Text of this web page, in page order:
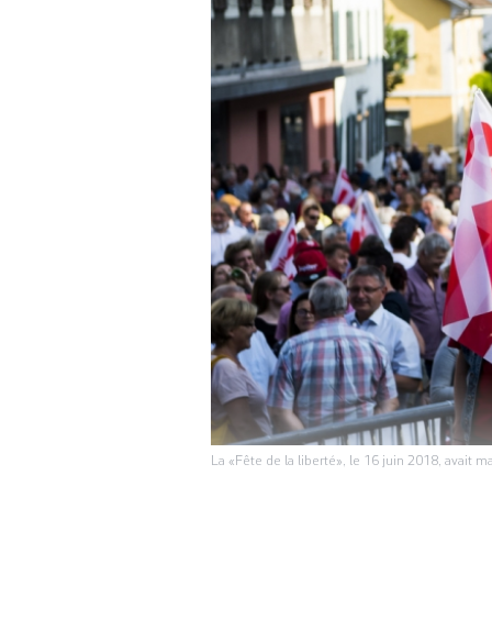
La «Fête de la liberté», le 16 juin 2018, avait